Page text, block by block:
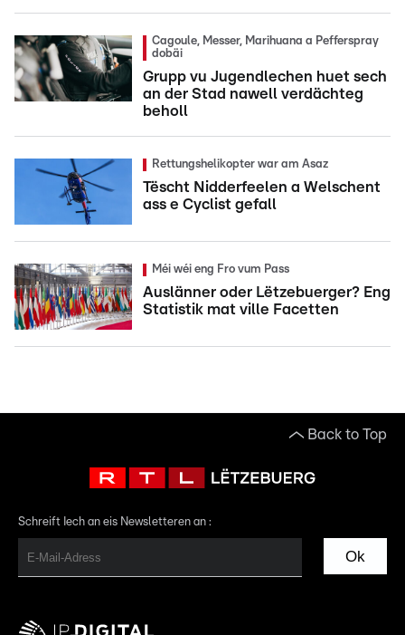
Cagoule, Messer, Marihuana a Pefferspray
dobäi
Grupp vu Jugendlechen huet sech
an der Stad nawell verdächteg
beholl
Rettungshelikopter war am Asaz
Tëscht Nidderfeelen a Welschent
ass e Cyclist gefall
Méi wéi eng Fro vum Pass
Auslänner oder Lëtzebuerger? Eng
Statistik mat ville Facetten
Back to Top
Schreift Iech an eis Newsletteren an :
Ok